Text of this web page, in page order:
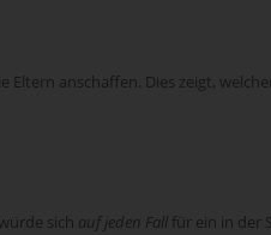
anschaffen. Dies zeigt,
sich auf jeden Fall für ein in der